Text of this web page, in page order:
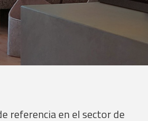
referencia en el sector de